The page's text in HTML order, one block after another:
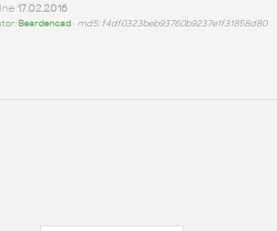
17.02.2016
Beardencad• md5: f4df0323beb93760b9237e1f31858d80